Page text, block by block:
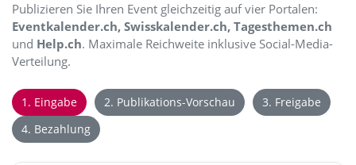
Publizieren Sie Ihren Event gleichzeitig auf vier Portalen:
Eventkalender.ch, Swisskalender.ch, Tagesthemen.ch
und Help.ch. Maximale Reichweite inklusive Social-Media-
Verteilung.
1. Eingabe 2. Publikations-Vorschau
3. Freigabe
4. Bezahlung